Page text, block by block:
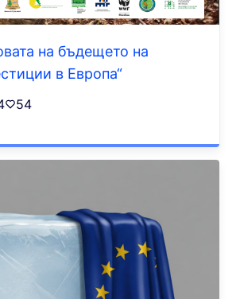
на бъдещето на
в Европа“
54